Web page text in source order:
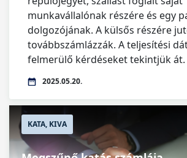
munkavállalónak részére és egy
dolgozójának. A külsős részére
továbbszámlázzák. A teljesítési
felmerülő kérdéseket tekintjük át.
2025.05.20.
KATA, KIVA